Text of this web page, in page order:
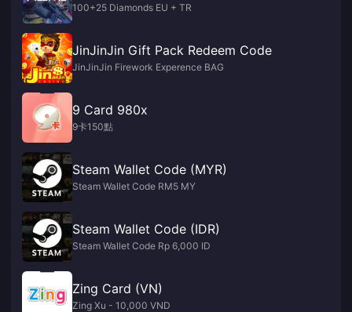
100+25 Diamonds EU + TR
JinJinJin Gift Pack Redeem Code
JinJinJin Firework Experence BAG
9 Card 980x
9卡150點
Steam Wallet Code (MYR)
Steam Wallet Code RM5 MY
Steam Wallet Code (IDR)
Steam Wallet Code Rp 6,000 ID
Zing Card (VN)
Zing Xu - 10,000 VND